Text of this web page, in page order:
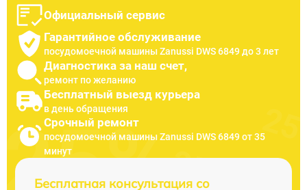
Официальный сервис
Гарантийное обслуживание
посудомоечной машины Zanussi DWS 6849 до 3 лет
Диагностика за наш счет,
ремонт по желанию
Бесплатный выезд курьера
в день обращения
Срочный ремонт
посудомоечной машины Zanussi DWS 6849 от 35
минут
Бесплатная консультация со